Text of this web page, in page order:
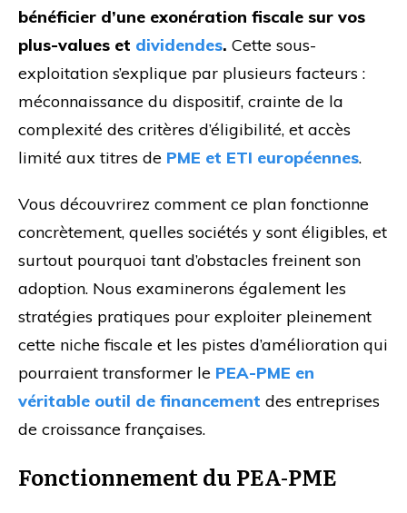
bénéficier d’une exonération fiscale sur vos
plus-values et dividendes. Cette sous-
exploitation s’explique par plusieurs facteurs :
méconnaissance du dispositif, crainte de la
complexité des critères d’éligibilité, et accès
limité aux titres de PME et ETI européennes.
Vous découvrirez comment ce plan fonctionne
concrètement, quelles sociétés y sont éligibles, et
surtout pourquoi tant d’obstacles freinent son
adoption. Nous examinerons également les
stratégies pratiques pour exploiter pleinement
cette niche fiscale et les pistes d’amélioration qui
pourraient transformer le PEA-PME en
véritable outil de financement des entreprises
de croissance françaises.
Fonctionnement du PEA-PME